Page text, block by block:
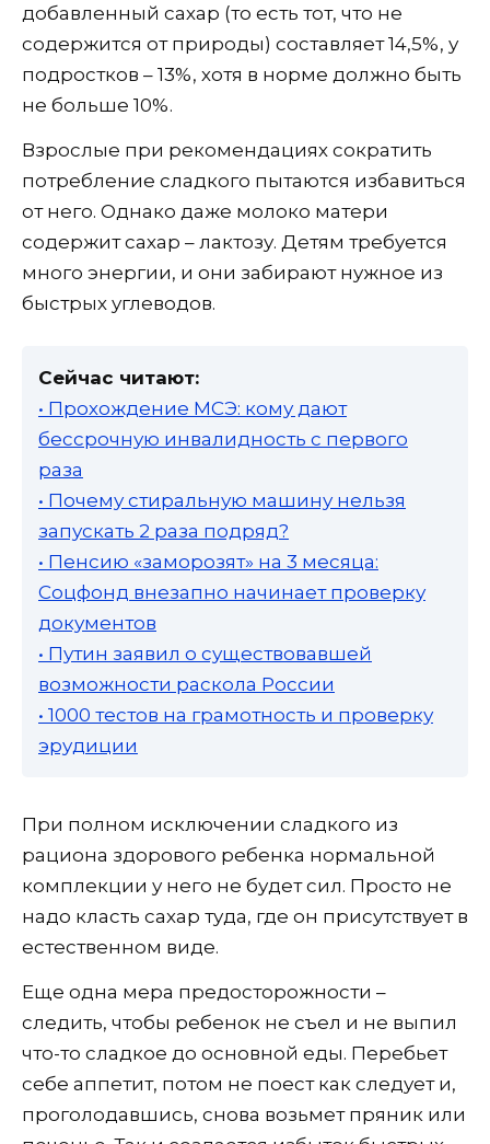
добавленный сахар (то есть тот, что не
содержится от природы) составляет 14,5%, у
подростков – 13%, хотя в норме должно быть
не больше 10%.
Взрослые при рекомендациях сократить
потребление сладкого пытаются избавиться
от него. Однако даже молоко матери
содержит сахар – лактозу. Детям требуется
много энергии, и они забирают нужное из
быстрых углеводов.
Сейчас читают:
• Прохождение МСЭ: кому дают
бессрочную инвалидность с первого
раза
• Почему стиральную машину нельзя
запускать 2 раза подряд?
• Пенсию «заморозят» на 3 месяца:
Соцфонд внезапно начинает проверку
документов
• Путин заявил о существовавшей
возможности раскола России
• 1000 тестов на грамотность и проверку
эрудиции
При полном исключении сладкого из
рациона здорового ребенка нормальной
комплекции у него не будет сил. Просто не
надо класть сахар туда, где он присутствует в
естественном виде.
Еще одна мера предосторожности –
следить, чтобы ребенок не съел и не выпил
что-то сладкое до основной еды. Перебьет
себе аппетит, потом не поест как следует и,
проголодавшись, снова возьмет пряник или